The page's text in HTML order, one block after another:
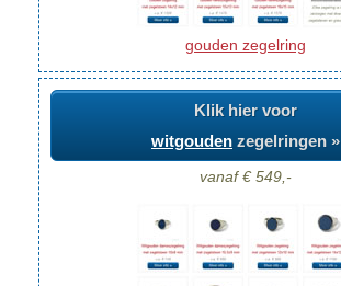
gouden zegelring
Klik hier voor
witgouden zegelringen »
vanaf € 549,-